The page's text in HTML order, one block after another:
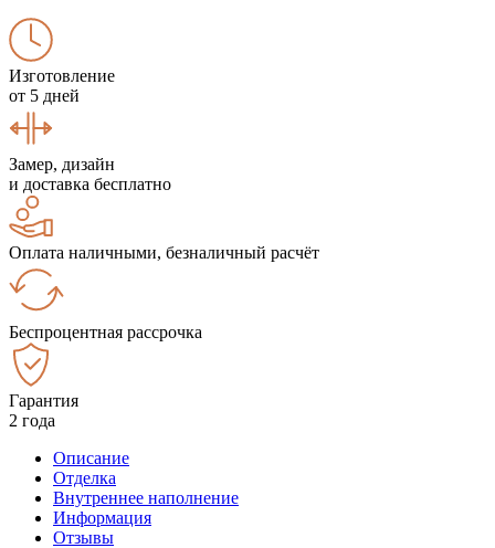
Изготовление
от 5 дней
Замер, дизайн
и доставка бесплатно
Оплата наличными, безналичный расчёт
Беспроцентная рассрочка
Гарантия
2 года
Описание
Отделка
Внутреннее наполнение
Информация
Отзывы